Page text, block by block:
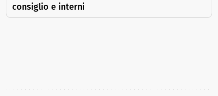
consiglio e interni